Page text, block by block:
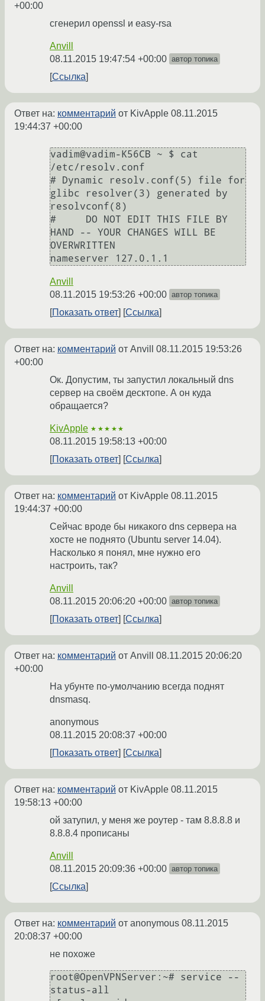
+00:00
сгенерил openssl и easy-rsa
Anvill
08.11.2015 19:47:54 +00:00 автор топика
Ссылка
Ответ на: комментарий от KivApple 08.11.2015
19:44:37 +00:00
vadim@vadim-K56CB ~ $ cat
/etc/resolv.conf
# Dynamic resolv.conf(5) file for
glibc resolver(3) generated by
resolvconf(8)
#     DO NOT EDIT THIS FILE BY
HAND -- YOUR CHANGES WILL BE
OVERWRITTEN
Anvill
08.11.2015 19:53:26 +00:00 автор топика
Показать ответ Ссылка
Ответ на: комментарий от Anvill 08.11.2015 19:53:26
+00:00
Ок. Допустим, ты запустил локальный dns
сервер на своём десктопе. А он куда
обращается?
KivApple ★★★★★
08.11.2015 19:58:13 +00:00
Показать ответ
Ссылка
Ответ на: комментарий от KivApple 08.11.2015
19:44:37 +00:00
Сейчас вроде бы никакого dns сервера на
хосте не поднято (Ubuntu server 14.04).
Насколько я понял, мне нужно его
настроить, так?
Anvill
08.11.2015 20:06:20 +00:00 автор топика
Показать ответ Ссылка
Ответ на: комментарий от Anvill 08.11.2015 20:06:20
+00:00
На убунте по-умолчанию всегда поднят
dnsmasq.
anonymous
08.11.2015 20:08:37 +00:00
Показать ответ
Ссылка
Ответ на: комментарий от KivApple 08.11.2015
19:58:13 +00:00
ой затупил, у меня же роутер - там 8.8.8.8 и
8.8.8.4 прописаны
Anvill
08.11.2015 20:09:36 +00:00 автор топика
Ссылка
Ответ на: комментарий от anonymous 08.11.2015
20:08:37 +00:00
не похоже
root@OpenVPNServer:~# service --
status-all